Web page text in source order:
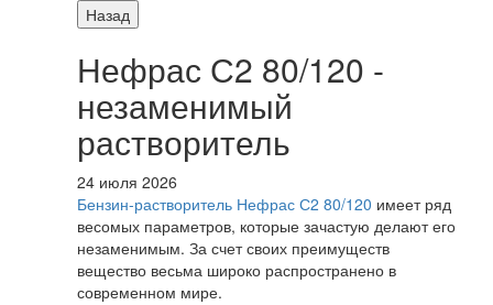
Назад
Нефрас С2 80/120 -
незаменимый
растворитель
24 июля 2026
Бензин-растворитель Нефрас С2 80/120 имеет ряд
весомых параметров, которые зачастую делают его
незаменимым. За счет своих преимуществ
вещество весьма широко распространено в
современном мире.